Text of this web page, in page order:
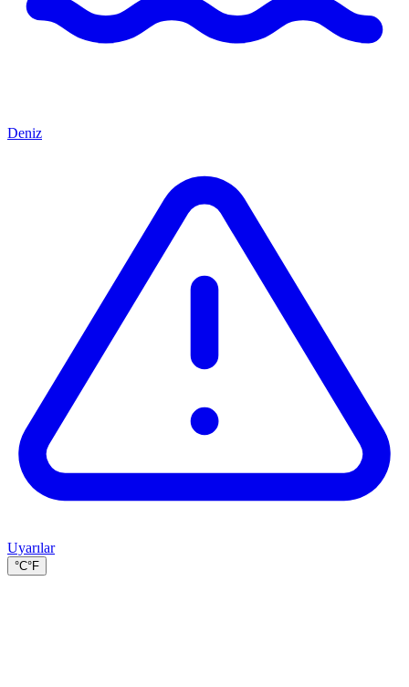
Deniz
Uyarılar
°C°F